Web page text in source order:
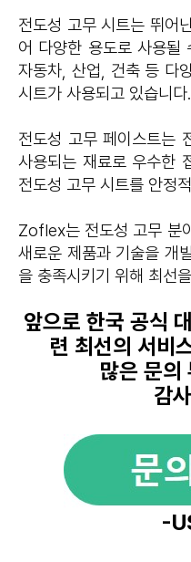
전도성 고무 시트는 뛰어
어 다양한 용도로 사용될
자동차, 산업, 건축 등 다
시트가 사용되고 있습니다.
전도성 고무 페이스트는
사용되는 재료로 우수한
전도성 고무 시트를 안정
Zoflex는 전도성 고무 분
새로운 제품과 기술을 개
을 충족시키기 위해 최선
앞으로 한국 공식
련 최선의 서비
많은 문의
감
-